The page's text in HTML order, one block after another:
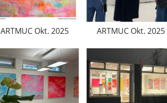
ARTMUC Okt. 2025 ARTMUC Okt. 2025